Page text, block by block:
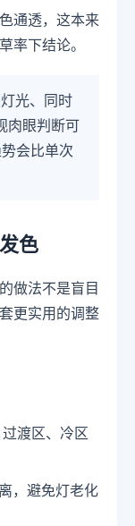
通透，这本来
率下结论。
光、同时
肉眼判断可
会比单次
色
做法不是盲目
更实用的调整
渡区、冷区
，避免灯老化